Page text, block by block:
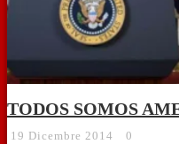
TODOS SOMOS
19 Dicembre 2014 0